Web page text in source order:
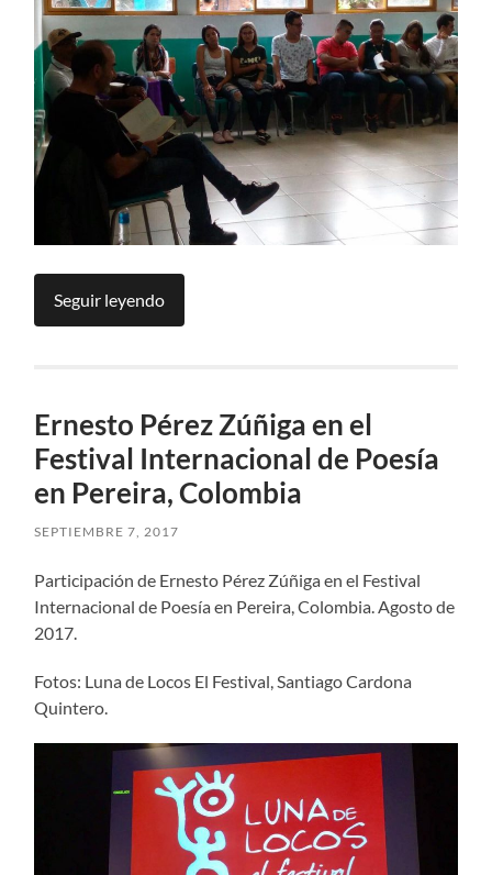
Seguir leyendo
Ernesto Pérez Zúñiga en el
Festival Internacional de Poesía
en Pereira, Colombia
SEPTIEMBRE 7, 2017
Participación de Ernesto Pérez Zúñiga en el Festival
Internacional de Poesía en Pereira, Colombia. Agosto de
2017.
Fotos: Luna de Locos El Festival, Santiago Cardona
Quintero.